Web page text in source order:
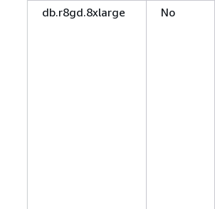
db.r8gd.8xlarge
No